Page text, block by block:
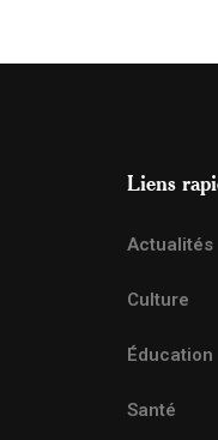
Liens
Actualités
Culture
Éducation
Santé